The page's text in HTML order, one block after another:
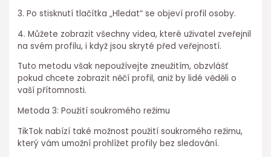
3. Po stisknutí tlačítka „Hledat“ se objeví profil osoby.
4. Můžete zobrazit všechny videa, které uživatel zveřejnil
na svém profilu, i když jsou skryté před veřejností.
Tuto metodu však nepoužívejte zneužitím, obzvlášť
pokud chcete zobrazit něčí profil, aniž by lidé věděli o
vaší přítomnosti.
Metoda 3: Použití soukromého režimu
TikTok nabízí také možnost použití soukromého režimu,
který vám umožní prohlížet profily bez sledování.